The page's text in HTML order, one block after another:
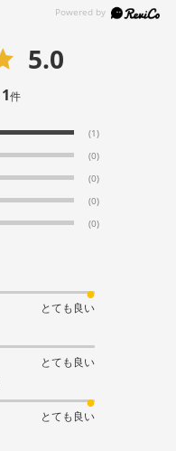
5.0
1件
(1)
(0)
(0)
(0)
(0)
とても良い
とても良い
とても良い